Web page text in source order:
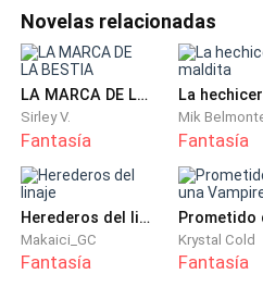
Novelas relacionadas
LA MARCA DE LA BESTIA
Sirley V.
Fantasía
Mik
Fantasía
Herederos del linaje
Makaici_GC
Fantasía
Krystal Cold
Fantasía